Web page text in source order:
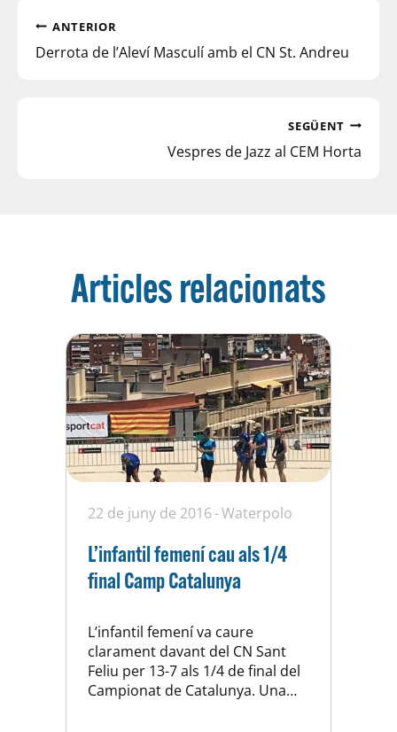
ANTERIOR
Derrota de l’Aleví Masculí amb el CN St. Andreu
SEGÜENT
Vespres de Jazz al CEM Horta
Articles relacionats
22 de juny de 2016 Waterpolo
L’infantil femení cau als 1/4
final Camp Catalunya
L’infantil femení va caure
clarament davant del CN Sant
Feliu per 13-7 als 1/4 de final del
Campionat de Catalunya. Una